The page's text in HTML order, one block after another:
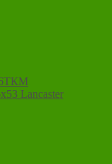
Lancaster